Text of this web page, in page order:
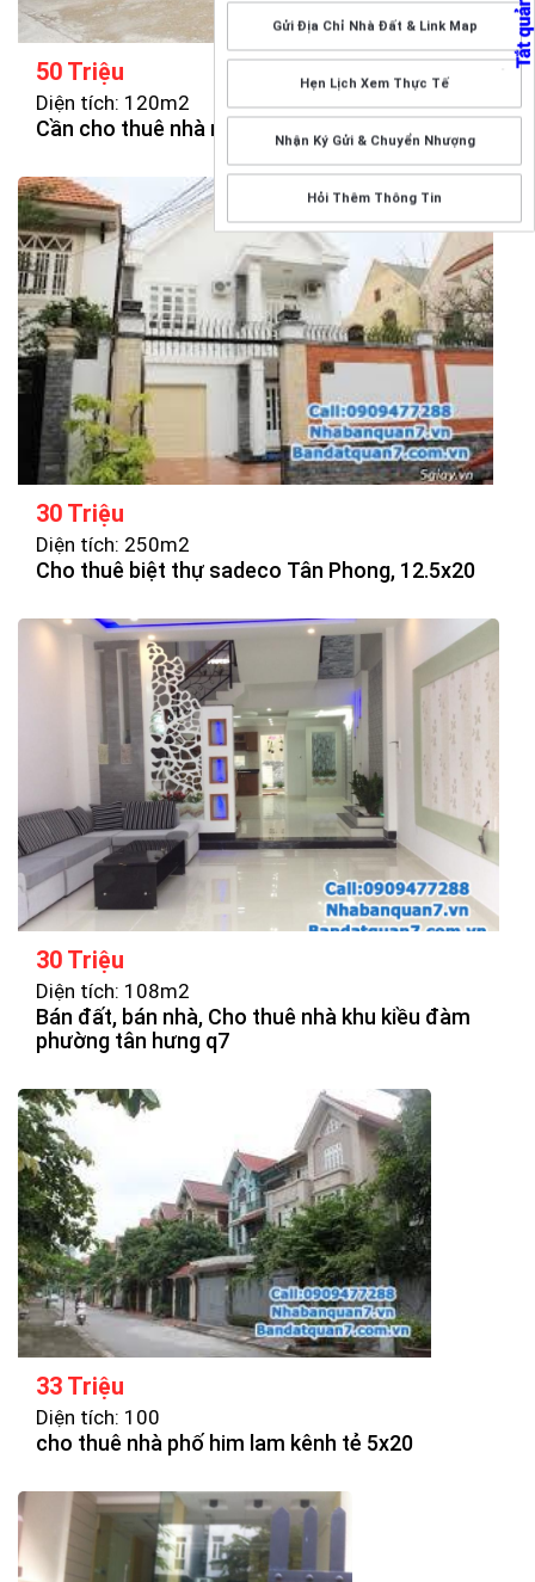
Gửi Địa Chỉ Nhà Đất & Link Map
Hẹn Lịch Xem Thực Tế
Nhận Ký Gửi & Chuyển Nhượng
Hỏi Thêm Thông Tin
50 Triệu
Diện tích: 120m2
Cần cho thuê nhà nguyên căn khu Trung Sơn
30 Triệu
Diện tích: 250m2
Cho thuê biệt thự sadeco Tân Phong, 12.5x20
30 Triệu
Diện tích: 108m2
Bán đất, bán nhà, Cho thuê nhà khu kiều đàm
phường tân hưng q7
33 Triệu
Diện tích: 100
cho thuê nhà phố him lam kênh tẻ 5x20